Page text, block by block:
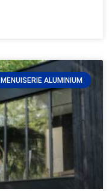
MENUISERIE ALUMINIUM